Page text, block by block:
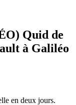
Quid de
à Galiléo
en deux jours.